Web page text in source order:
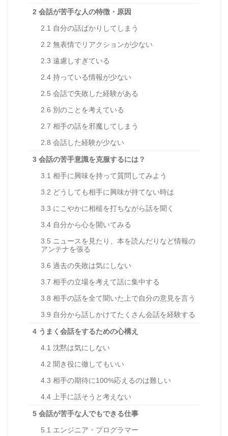
2 会話が苦手な人の特徴・原因
2.1 自分の話ばかりしてしまう
2.2 無表情でリアクションが少ない
2.3 遠慮しすぎている
2.4 持っている情報が少ない
2.5 会話で失敗した経験がある
2.6 別のことを考えている
2.7 相手の話を邪魔してしまう
2.8 会話した経験が少ない
3 会話の苦手意識を克服するには？
3.1 相手に興味を持って質問してみよう
3.2 どうしても相手に興味が持てない時は
3.3 にこやかに相槌を打ちながら話を聞く
3.4 自分から心を開いてみる
3.5 ニュースを見たり、本を読んだりなど情報の
アンテナを張る
3.6 過去の失敗は気にしない
3.7 相手の立場を考えて話に集中する
3.8 相手の話を全て聞いた上で自分の意見を言う
3.9 自分から話しかけてたくさん会話を経験する
4 うまく会話をするための心構え
4.1 沈黙は気にしない
4.2 聞き役に徹してもいい
4.3 相手の期待に100%応えるのは難しい
4.4 上手に話そうと考えない
5 会話が苦手な人でもできる仕事
5.1 エンジニア・プログラマー